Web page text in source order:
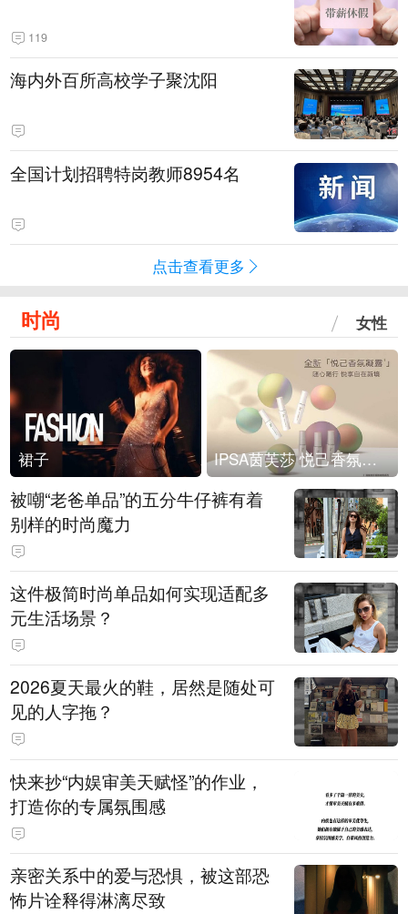
119
海内外百所高校学子聚沈阳
全国计划招聘特岗教师8954名
点击查看更多
时尚 女性
裙子 IPSA茵芙莎 悦己香氛凝露上市
被嘲“老爸单品”的五分牛仔裤有着
别样的时尚魔力
这件极简时尚单品如何实现适配多
元生活场景？
2026夏天最火的鞋，居然是随处可
见的人字拖？
快来抄“内娱审美天赋怪”的作业，
打造你的专属氛围感
亲密关系中的爱与恐惧，被这部恐
怖片诠释得淋漓尽致